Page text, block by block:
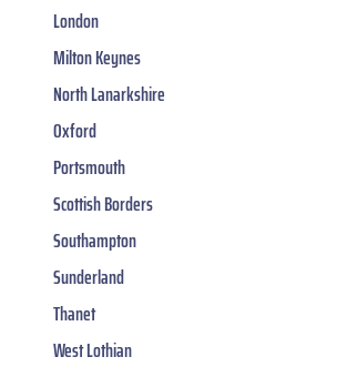
London
Milton Keynes
North Lanarkshire
Oxford
Portsmouth
Scottish Borders
Southampton
Sunderland
Thanet
West Lothian